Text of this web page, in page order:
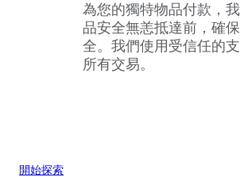
為您的獨特物品付款，
品安全無恙抵達前，確
全。我們使用受信任的
所有交易。
開始探索